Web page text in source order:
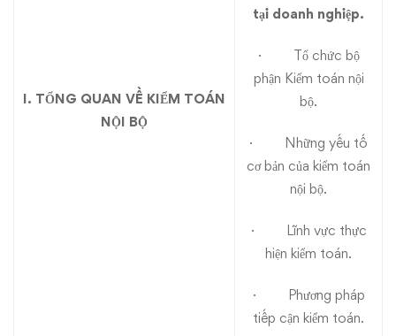
I. TỔNG QUAN VỀ KIỂM TOÁN
NỘI BỘ
tại doanh nghiệp.
· Tổ chức bộ
phận Kiểm toán nội
bộ.
· Những yếu tố
cơ bản của kiểm toán
nội bộ.
· Lĩnh vực thực
hiện kiểm toán.
· Phương pháp
tiếp cận kiểm toán.